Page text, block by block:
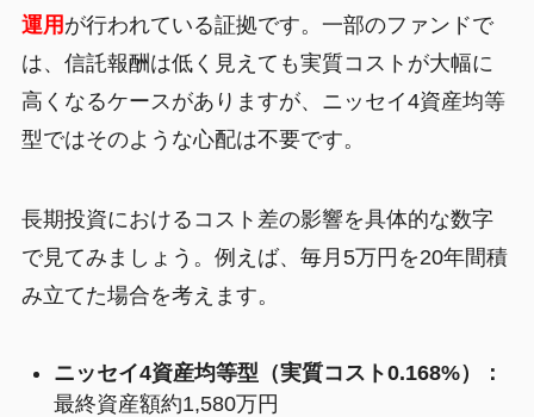
運用 が行われている証拠です。一部のファンドで
は、信託報酬は低く見えても実質コストが大幅に
高くなるケースがありますが、ニッセイ4資産均等
型ではそのような心配は不要です。
長期投資におけるコスト差の影響を具体的な数字
で見てみましょう。例えば、毎月5万円を20年間積
み立てた場合を考えます。
ニッセイ4資産均等型（実質コスト0.168%）：
最終資産額約1,580万円